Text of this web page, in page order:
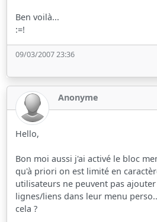
Ben voilà...
:=!
09/03/2007 23:36
Anonyme
Hello,
Bon moi aussi j'ai activé le bloc
qu'à priori on est limité en
utilisateurs ne peuvent pas
lignes/liens dans leur menu
cela ?